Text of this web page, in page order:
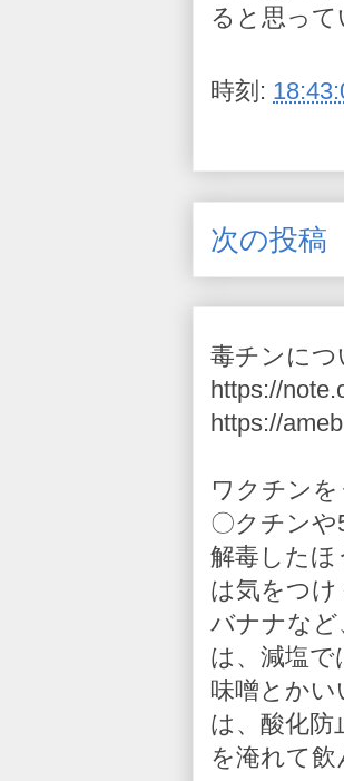
ると思って
時刻:
次の投稿
毒チンにつ
https://
https://
ワクチン
〇クチン
解毒した
は気をつけ
バナナな
は、減塩
味噌とか
は、酸化
を淹れて飲